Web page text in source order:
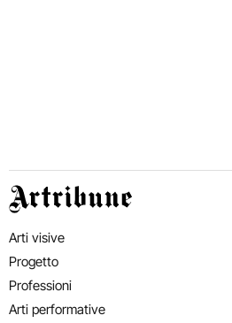
Artribune
Arti visive
Progetto
Professioni
Arti performative